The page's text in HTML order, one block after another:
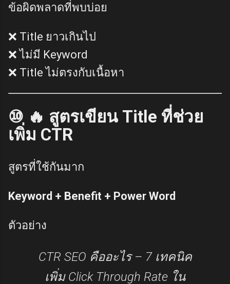
ข้อผิดพลาดที่พบบ่อย
❌ Title ยาวเกินไป
❌ ไม่มี Keyword
❌ Title ไม่ตรงกับเนื้อหา
⑩ 🔥 สูตรเขียน Title ที่ช่วย
เพิ่ม CTR
สูตรที่ใช้กันมาก
Keyword + Benefit + Power Word
ตัวอย่าง
CTR SEO คืออะไร – 7 เทคนิค
เพิ่ม Click Through Rate ใน